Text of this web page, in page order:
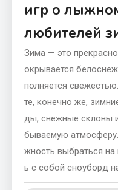
игр о
любителей
Зима — это
окрывается
полняется
те, конечно же,
ды, снежные склоны
бываемую
жность выбраться
ь с собой сноуборд